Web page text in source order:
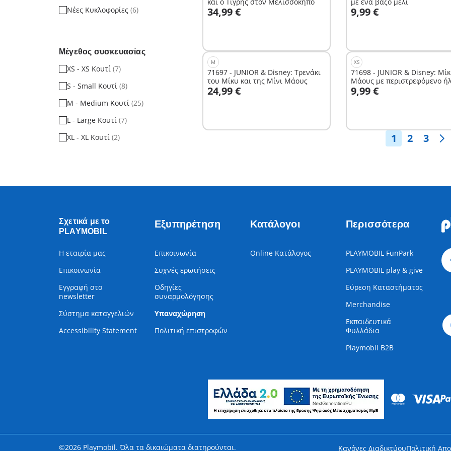
Νέες Κυκλοφορίες (6)
Μέγεθος συσκευασίας
XS - XS Κουτί (7)
S - Small Κουτί (8)
M - Medium Κουτί (25)
L - Large Κουτί (7)
XL - XL Κουτί (2)
34,99 €
Στο καλάθι 9,99 €Στο καλάθι
M
71697 - JUNIOR & Disney: Τρενάκι
του Μίκυ και της Μίνι Μάους
24,99 €
Στο καλάθι
XS
71698 - JUNIOR & Disney:
Μάους με περιστρεφόμενο
9,99 €
1 2 3
Σχετικά με το
PLAYMOBIL
Η εταιρία μας
Επικοινωνία
Εγγραφή στο
newsletter
Σύστημα καταγγελιών
Accessibility Statement
Εξυπηρέτηση
Επικοινωνία
Συχνές ερωτήσεις
Οδηγίες
συναρμολόγησης
Υπαναχώρηση
Πολιτική επιστροφών
Κατάλογοι
Online Κατάλογος
Περισσότερα
PLAYMOBIL FunPark
PLAYMOBIL play & give
Εύρεση Καταστήματος
Merchandise
Εκπαιδευτικά
Φυλλάδια
Playmobil B2B
©2026 Playmobil. Όλα τα δικαιώματα διατηρούνται. Κανόνες ΔιαδικτύουΠολιτική